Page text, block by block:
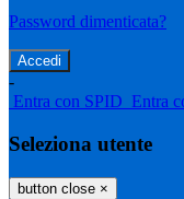
Password dimenticata?
-
Entra con SPID Entra
Seleziona utente
button close ×